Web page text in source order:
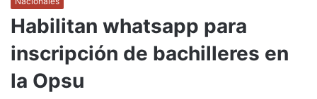
Habilitan whatsapp para
inscripción de bachilleres en
la Opsu